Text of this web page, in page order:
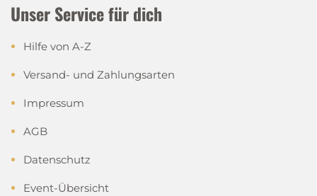
Unser Service für dich
Hilfe von A-Z
Versand- und Zahlungsarten
Impressum
AGB
Datenschutz
Event-Übersicht